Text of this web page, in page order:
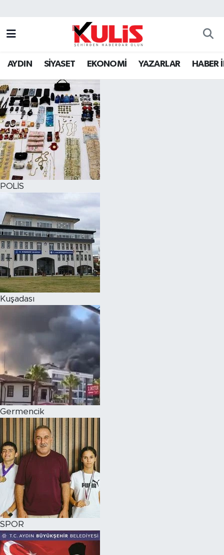
AYDIN SİYASET EKONOMİ YAZARLAR HABER
POLİS
Kuşadası
Germencik
SPOR